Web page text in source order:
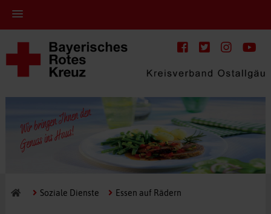
Soziale Dienste Essen auf Rädern